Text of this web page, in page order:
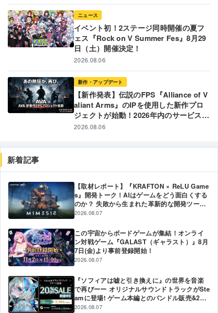
ニュース
イベント初！2ステージ同時開催の夏フ
ェス『Rock on V Summer Fes』8月29
日（土）開催決定！
2026.08.06
新作・アップデート
【新作発表】伝説のFPS『Alliance of V
aliant Arms』のIPを使用した新作プロ
ジェクトが始動！2026年内のサービス開
始に向けて制作発表 〜 あの熱狂が、再
新プロジェクトの全貌とは 〜
2026.08.06
新着記事
【取材レポート】『KRAFTON × ReLU Game
s』開発トーク！AIはゲームをどう面白くする
のか？ 失敗から生まれた革新的な開発ツール
と現場のリアル
2026.08.07
この宇宙からボードゲームが集結！オンライ
ン対戦ゲーム『GALAST（ギャラスト）』8月
7日(金)より事前登録開始！
2026.08.07
『ソフィアは嘘と引き換えに』の世界を音楽
で再びーー オリジナルサウンドトラックがSte
amに登場! ゲーム本編とのバンドル販売&20%
オフ記念セールも実施中!
2026.08.07